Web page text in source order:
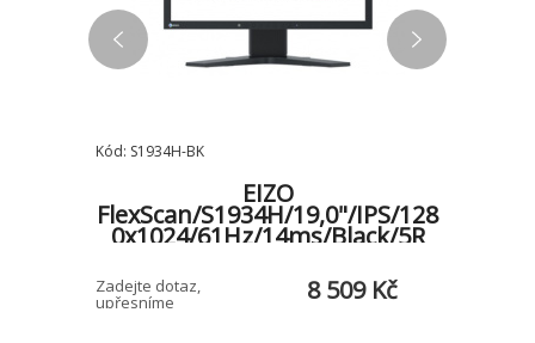
Kód: S1934H-BK
EIZO
FlexScan/S1934H/19,0"/IPS/128
0x1024/61Hz/14ms/Black/5R
Zadejte dotaz,
upřesníme 8 509 Kč